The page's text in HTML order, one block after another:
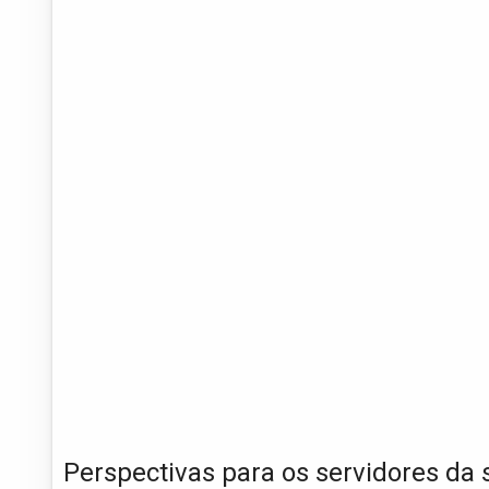
Perspectivas para os servidores da